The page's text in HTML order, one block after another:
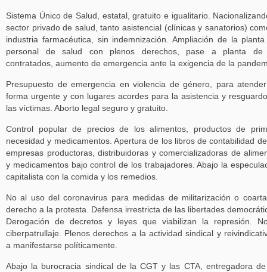
Sistema Único de Salud, estatal, gratuito e igualitario.
sector privado de salud, tanto asistencial (clínicas y sanatorios)
industria farmacéutica, sin indemnización. Ampliación de la
personal de salud con plenos derechos, pase a planta de
contratados, aumento de emergencia ante la exigencia de la
Presupuesto de emergencia en violencia de género, para
forma urgente y con lugares acordes para la asistencia y
las víctimas. Aborto legal seguro y gratuito.
Control popular de precios de los alimentos, productos de
necesidad y medicamentos. Apertura de los libros de contabilidad
empresas productoras, distribuidoras y comercializadoras de
y medicamentos bajo control de los trabajadores. Abajo la
capitalista con la comida y los remedios.
No al uso del coronavirus para medidas de militarización o
derecho a la protesta. Defensa irrestricta de las libertades
Derogación de decretos y leyes que viabilizan la represión.
ciberpatrullaje. Plenos derechos a la actividad sindical y
a manifestarse políticamente.
Abajo la burocracia sindical de la CGT y las CTA, entregadora